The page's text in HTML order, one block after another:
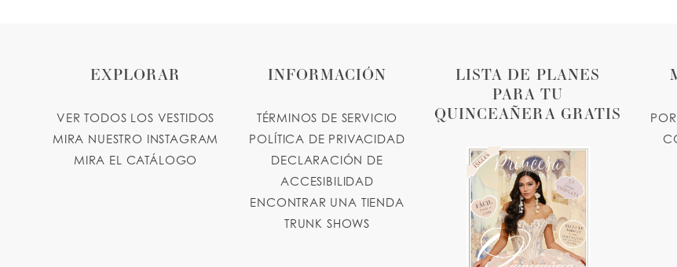
LISTA DE PLANES
PARA TU
QUINCEAÑERA GRATIS
EXPLORAR
VER TODOS LOS VESTIDOS
MIRA NUESTRO INSTAGRAM
MIRA EL CATÁLOGO
INFORMACIÓN
TÉRMINOS DE SERVICIO
POLÍTICA DE PRIVACIDAD
DECLARACIÓN DE
ACCESIBILIDAD
ENCONTRAR UNA TIENDA
TRUNK SHOWS